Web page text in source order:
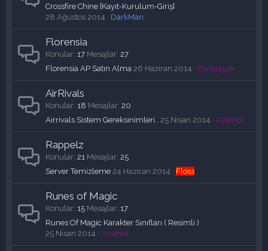
Crossfire Chine [Kayıt-Kurulum-Giriş]
28 Ağustos 2014
DarkMan
Florensia
Konular 17 Mesajlar 27
Florensia AP Satın Alma 26 Haziran 2014 Kanatayak
AirRivals
Konular 18 Mesajlar 20
Airrivals Sistem Gereksinimleri..
25 Nisan 2014 Azathor
Rappelz
Konular 21 Mesajlar 25
Server Temizleme 24 Haziran 2014 Floss
Runes of Magic
Konular 15 Mesajlar 17
Runes Of Magic Karakter Sınıfları ( Resimli )
25 Nisan 2014
Azathor